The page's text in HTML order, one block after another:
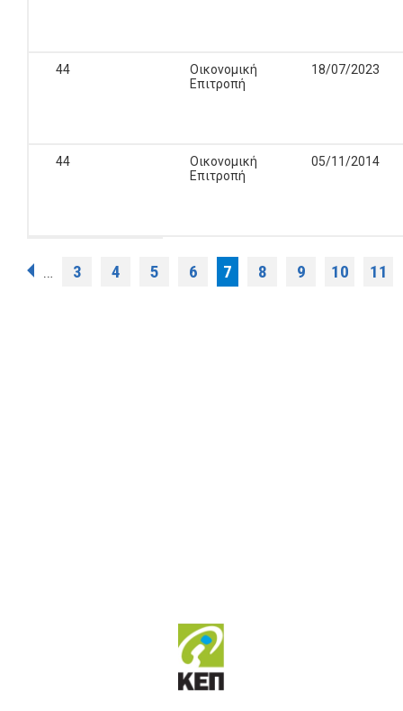
44
Οικονομική
Επιτροπή
18/07/2023
44
Οικονομική
Επιτροπή
05/11/2014
Pages
… 3 4 5 6 7 8 9 10 11